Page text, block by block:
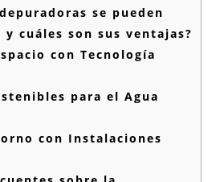
se pueden
cuáles son sus ventajas?
con Tecnología
para el Agua
con Instalaciones